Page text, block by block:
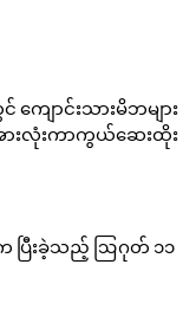
ကျောင်းသားမိဘများ
ားလုံးကာကွယ်ဆေးထိုး
ပြီးခဲ့သည့် ဩဂုတ် ၁၁